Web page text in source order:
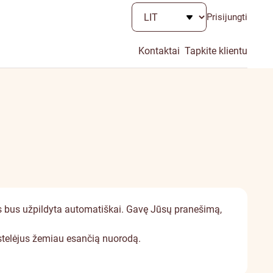
Prisijungti
Kontaktai Tapkite klientu
užpildyta automatiškai. Gavę Jūsų pranešimą,
žemiau esančią nuorodą.